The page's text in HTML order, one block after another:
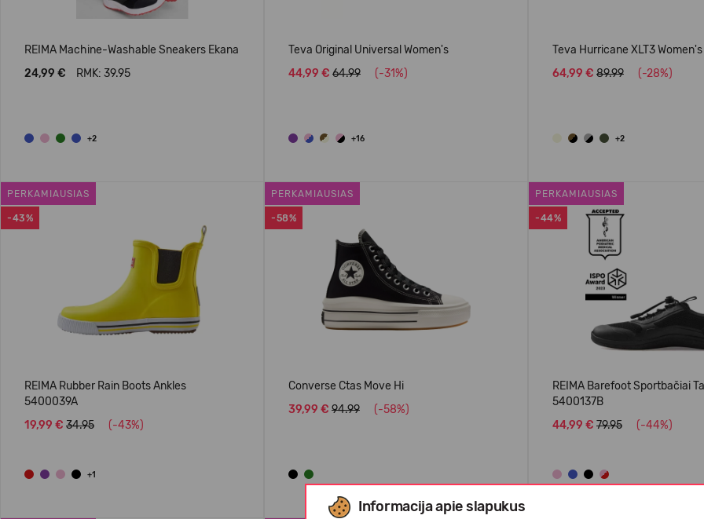
Informacija apie slapukus
REIMA Machine-Washable Sneakers Ekana
24,99 €
RMK: 39.95
+2
Teva Original Universal Women's
44,99 € 64.99 (-31%)
+16
Teva Hurricane XLT3 Women's
64,99 € 89.99 (-28%)
+2
-43%
PERKAMIAUSIAS
REIMA Rubber Rain Boots Ankles
5400039A
19,99 € 34.95 (-43%)
+1
-58%
PERKAMIAUSIAS
Converse Ctas Move Hi
39,99 € 94.99 (-58%)
-44%
PERKAMIAUSIAS
REIMA Barefoot Sportbačiai
5400137B
44,99 € 79.95 (-44%)